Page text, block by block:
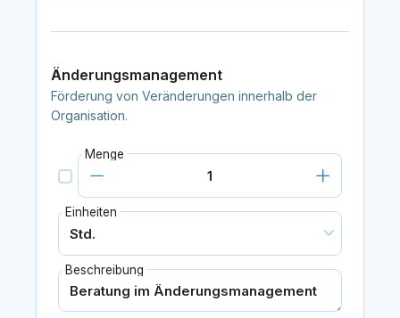
Änderungsmanagement
Förderung von Veränderungen innerhalb der
Organisation.
Menge
Einheiten
Beschreibung